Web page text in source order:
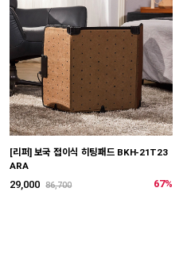
[리퍼] 보국 접이식 히팅패드 BKH-21T23
ARA
29,000 86,700 67%